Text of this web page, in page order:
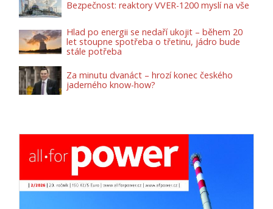
Bezpečnost: reaktory VVER-1200 myslí na vše
Hlad po energii se nedaří ukojit – během 20
let stoupne spotřeba o třetinu, jádro bude
stále potřeba
Za minutu dvanáct – hrozí konec českého
jaderného know-how?